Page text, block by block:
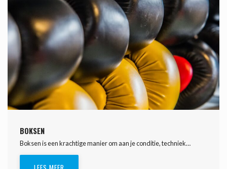
BOKSEN
Boksen is een krachtige manier om aan je conditie, techniek…